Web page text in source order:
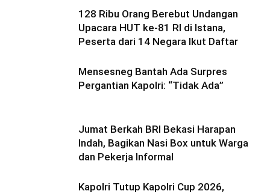
128 Ribu Orang Berebut Undangan
Upacara HUT ke-81 RI di Istana,
Peserta dari 14 Negara Ikut Daftar
Mensesneg Bantah Ada Surpres
Pergantian Kapolri: “Tidak Ada”
Jumat Berkah BRI Bekasi Harapan
Indah, Bagikan Nasi Box untuk Warga
dan Pekerja Informal
Kapolri Tutup Kapolri Cup 2026,